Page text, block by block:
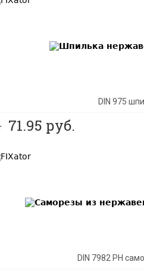
DIN 975
71.95 руб.
DIN 7982 PH